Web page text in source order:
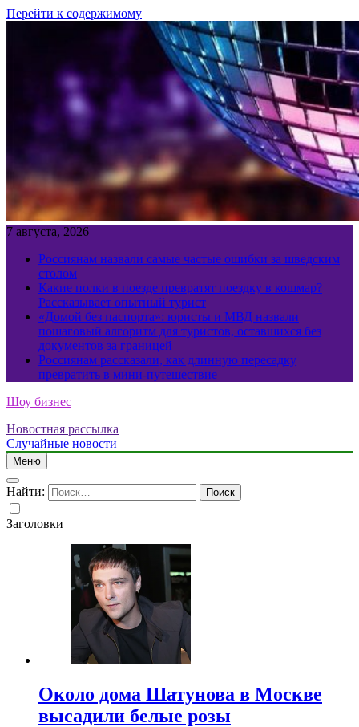
Перейти к содержимому
7 августа, 2026
Россиянам назвали самые частые ошибки за шведским
столом
Какие полки в поезде превратят поездку в кошмар?
Рассказывает опытный турист
«Домой без паспорта»: юристы и МВД назвали
пошаговый алгоритм для туристов, оставшихся без
документов за границей
Россиянам рассказали, как длинную пересадку
превратить в мини-путешествие
Шоу бизнес
Новостная рассылка
Случайные новости
Меню
Найти:
Заголовки
Около дома Шатунова в Москве
высадили белые розы